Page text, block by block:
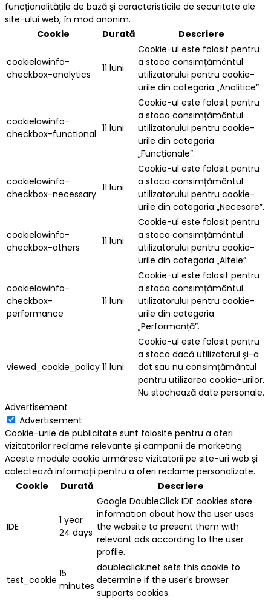
funcționalitățile de bază și caracteristicile de securitate ale
site-ului web, în mod anonim.
Cookie
Durată Descriere
cookielawinfo-
checkbox-analytics
11 luni
Cookie-ul este folosit pentru
a stoca consimțământul
utilizatorului pentru cookie-
urile din categoria „Analitice”.
cookielawinfo-
checkbox-functional 11 luni
Cookie-ul este folosit pentru
a stoca consimțământul
utilizatorului pentru cookie-
urile din categoria
„Funcționale”.
cookielawinfo-
checkbox-necessary
11 luni
Cookie-ul este folosit pentru
a stoca consimțământul
utilizatorului pentru cookie-
urile din categoria „Necesare”.
cookielawinfo-
checkbox-others
11 luni
Cookie-ul este folosit pentru
a stoca consimțământul
utilizatorului pentru cookie-
urile din categoria „Altele”.
cookielawinfo-
checkbox-
performance
11 luni
Cookie-ul este folosit pentru
a stoca consimțământul
utilizatorului pentru cookie-
urile din categoria
„Performanță”.
viewed_cookie_policy 11 luni
Cookie-ul este folosit pentru
a stoca dacă utilizatorul și-a
dat sau nu consimțământul
pentru utilizarea cookie-urilor.
Nu stochează date personale.
Advertisement
Advertisement
Cookie-urile de publicitate sunt folosite pentru a oferi
vizitatorilor reclame relevante și campanii de marketing.
Aceste module cookie urmăresc vizitatorii pe site-uri web și
colectează informații pentru a oferi reclame personalizate.
Cookie
Durată Descriere
IDE
1 year
24 days
Google DoubleClick IDE cookies store
information about how the user uses
the website to present them with
relevant ads according to the user
profile.
test_cookie
15
minutes
doubleclick.net sets this cookie to
determine if the user's browser
supports cookies.